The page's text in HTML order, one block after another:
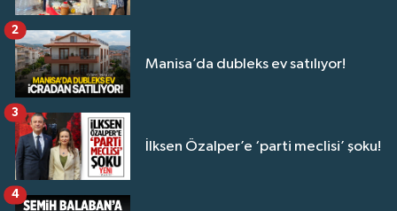
Manisa’da dubleks ev satılıyor!
2
İlksen Özalper’e ‘parti meclisi’ şoku!
3
4